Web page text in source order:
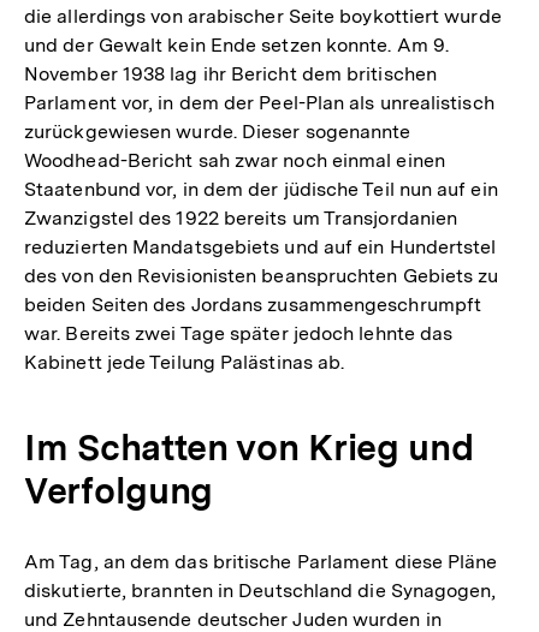
die allerdings von arabischer Seite boykottiert wurde
und der Gewalt kein Ende setzen konnte. Am 9.
November 1938 lag ihr Bericht dem britischen
Parlament vor, in dem der Peel-Plan als unrealistisch
zurückgewiesen wurde. Dieser sogenannte
Woodhead-Bericht sah zwar noch einmal einen
Staatenbund vor, in dem der jüdische Teil nun auf ein
Zwanzigstel des 1922 bereits um Transjordanien
reduzierten Mandatsgebiets und auf ein Hundertstel
des von den Revisionisten beanspruchten Gebiets zu
beiden Seiten des Jordans zusammengeschrumpft
war. Bereits zwei Tage später jedoch lehnte das
Kabinett jede Teilung Palästinas ab.
Im Schatten von Krieg und
Verfolgung
Am Tag, an dem das britische Parlament diese Pläne
diskutierte, brannten in Deutschland die Synagogen,
und Zehntausende deutscher Juden wurden in